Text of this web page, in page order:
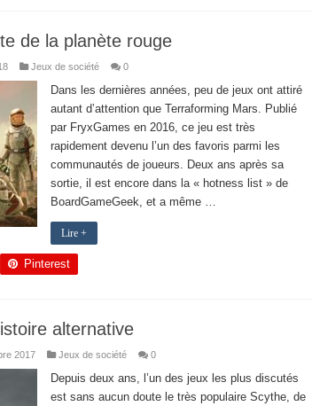
de la planète rouge
Jeux de société 0
Dans les dernières années, peu de jeux ont attiré
autant d’attention que Terraforming Mars. Publié
par FryxGames en 2016, ce jeu est très
rapidement devenu l’un des favoris parmi les
communautés de joueurs. Deux ans après sa
sortie, il est encore dans la « hotness list » de
BoardGameGeek, et a même …
Lire +
Pinterest
alternative
2017 Jeux de société 0
Depuis deux ans, l’un des jeux les plus discutés
est sans aucun doute le très populaire Scythe, de